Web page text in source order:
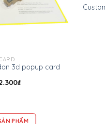
3d popup card
₫
PHẨM